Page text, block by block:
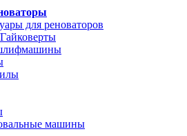
для реноваторов
машины